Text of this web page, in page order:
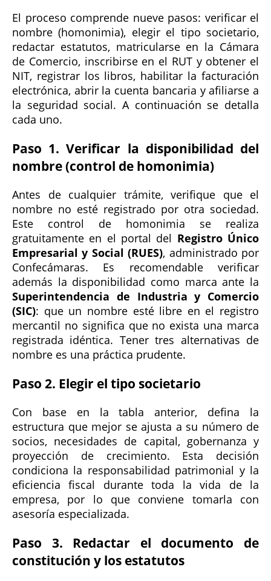
El proceso comprende nueve pasos: verificar el
nombre (homonimia), elegir el tipo societario,
redactar estatutos, matricularse en la Cámara
de Comercio, inscribirse en el RUT y obtener el
NIT, registrar los libros, habilitar la facturación
electrónica, abrir la cuenta bancaria y afiliarse a
la seguridad social. A continuación se detalla
cada uno.
Paso 1. Verificar la disponibilidad del
nombre (control de homonimia)
Antes de cualquier trámite, verifique que el
nombre no esté registrado por otra sociedad.
Este control de homonimia se realiza
gratuitamente en el portal del Registro Único
Empresarial y Social (RUES), administrado por
Confecámaras. Es recomendable verificar
además la disponibilidad como marca ante la
Superintendencia de Industria y Comercio
(SIC): que un nombre esté libre en el registro
mercantil no significa que no exista una marca
registrada idéntica. Tener tres alternativas de
nombre es una práctica prudente.
Paso 2. Elegir el tipo societario
Con base en la tabla anterior, defina la
estructura que mejor se ajusta a su número de
socios, necesidades de capital, gobernanza y
proyección de crecimiento. Esta decisión
condiciona la responsabilidad patrimonial y la
eficiencia fiscal durante toda la vida de la
empresa, por lo que conviene tomarla con
asesoría especializada.
Paso 3. Redactar el documento de
constitución y los estatutos